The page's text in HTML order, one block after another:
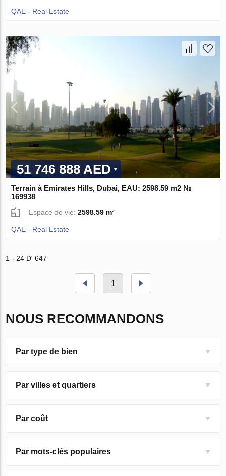
QAE - Real Estate
51 746 888 AED
Terrain à Emirates Hills, Dubai, EAU: 2598.59 m2 №
169938
Espace de vie:2598.59 m²
QAE - Real Estate
1 - 24 D' 647
1
NOUS RECOMMANDONS
Par type de bien
Par villes et quartiers
Par coût
Par mots-clés populaires